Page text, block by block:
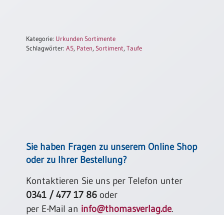
neutrale
Neuerscheinungen
Einzelposter
Kategorie: Urkunden Sortimente
Schlagwörter:A5, Paten, Sortiment,Taufe
Sie haben Fragen zu unserem Online Shop
oder zu Ihrer Bestellung?
Kontaktieren Sie uns per Telefon unter
0341 / 477 17 86 oder
per E-Mail an info@thomasverlag.de.